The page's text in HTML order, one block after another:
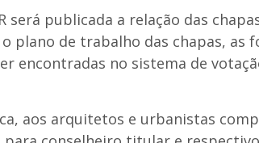
será publicada a relação das
plano de trabalho das chapas, as
encontradas no sistema de
aos arquitetos e urbanistas